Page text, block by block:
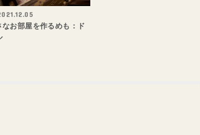
なお部屋を作るめも：ド